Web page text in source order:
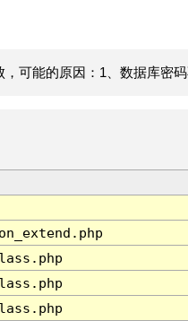
可能的原因：1、数据库密码